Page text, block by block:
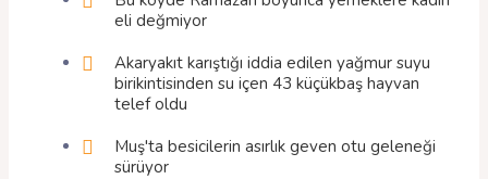
eli değmiyor
Akaryakıt karıştığı iddia edilen yağmur suyu
birikintisinden su içen 43 küçükbaş hayvan
telef oldu
Muş'ta besicilerin asırlık geven otu geleneği
sürüyor